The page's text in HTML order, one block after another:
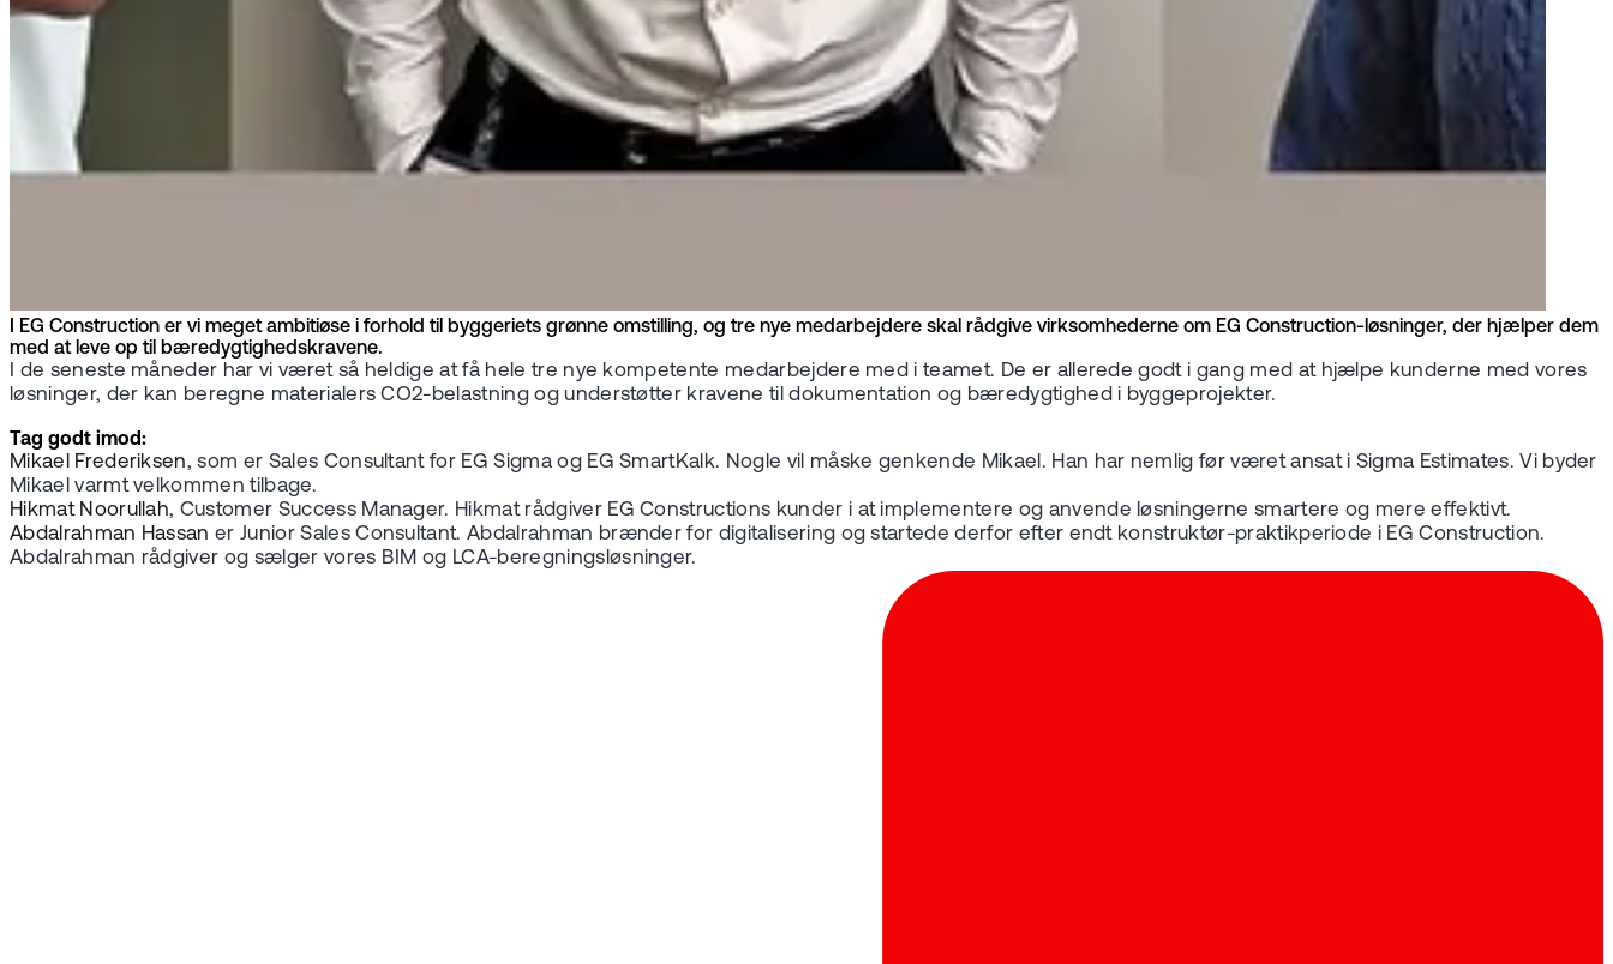
I EG Construction er vi meget ambitiøse i forhold til byggeriets grønne omstilling, og tre nye medarbejdere skal rådgive virksomhederne om EG Construction-løsninger, der hjælper dem
med at leve op til bæredygtighedskravene.
I de seneste måneder har vi været så heldige at få hele tre nye kompetente medarbejdere med i teamet. De er allerede godt i gang med at hjælpe kunderne med vores
løsninger, der kan beregne materialers CO2-belastning og understøtter kravene til dokumentation og bæredygtighed i byggeprojekter.
Tag godt imod:
Mikael Frederiksen, som er Sales Consultant for EG Sigma og EG SmartKalk. Nogle vil måske genkende Mikael. Han har nemlig før været ansat i Sigma Estimates. Vi byder
Mikael varmt velkommen tilbage.
Hikmat Noorullah, Customer Success Manager. Hikmat rådgiver EG Constructions kunder i at implementere og anvende løsningerne smartere og mere effektivt.
Abdalrahman Hassan er Junior Sales Consultant. Abdalrahman brænder for digitalisering og startede derfor efter endt konstruktør-praktikperiode i EG Construction.
Abdalrahman rådgiver og sælger vores BIM og LCA-beregningsløsninger.